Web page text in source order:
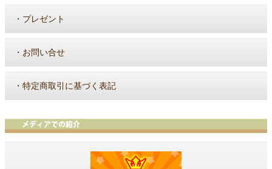
・ プレゼント
・ お問い合せ
・ 特定商取引に基づく表記